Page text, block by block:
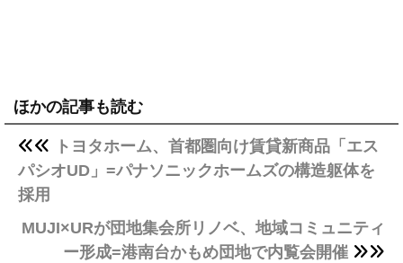
ほかの記事も読む
トヨタホーム、首都圏向け賃貸新商品「エス
パシオUD」=パナソニックホームズの構造躯体を
採用
MUJI×URが団地集会所リノベ、地域コミュニティ
ー形成=港南台かもめ団地で内覧会開催